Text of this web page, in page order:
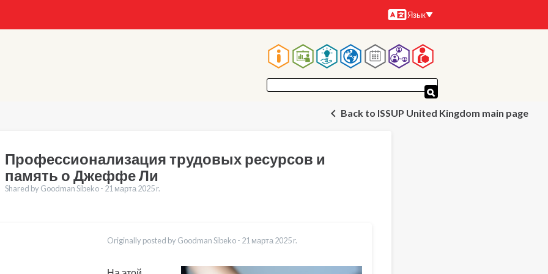
Языки
Язык
Основная
навигацияBack to ISSUP United Kingdom main page
Профессионализация трудовых ресурсов и
память о Джеффе Ли
Shared by Goodman Sibeko - 21 марта 2025 r.
Originally posted by Goodman Sibeko - 21 марта 2025 r.